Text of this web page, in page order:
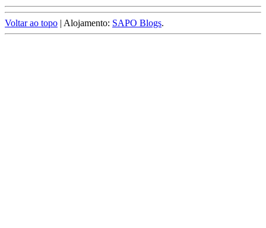
Voltar ao topo | Alojamento: SAPO Blogs.